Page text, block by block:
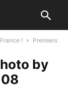
!
Premiers
by